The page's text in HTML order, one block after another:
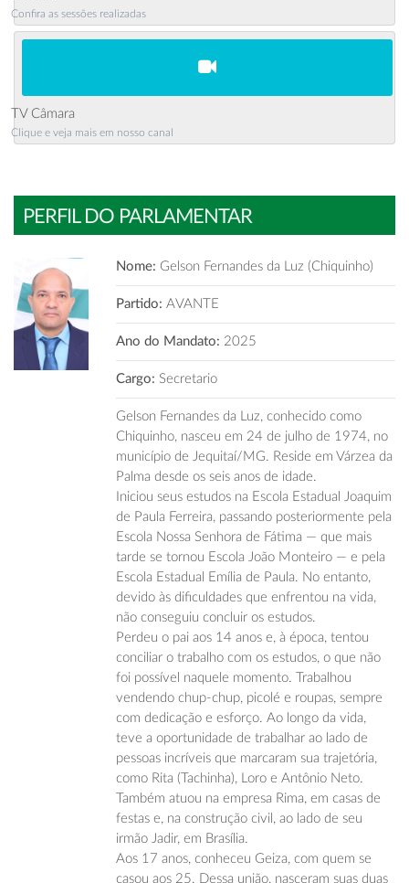
Confira as sessões realizadas
TV Câmara
Clique e veja mais em nosso canal
PERFIL DO PARLAMENTAR
Nome: Gelson Fernandes da Luz (Chiquinho)
Partido: AVANTE
Ano do Mandato: 2025
Cargo: Secretario
Gelson Fernandes da Luz, conhecido como
Chiquinho, nasceu em 24 de julho de 1974, no
município de Jequitaí/MG. Reside em Várzea da
Palma desde os seis anos de idade.
Iniciou seus estudos na Escola Estadual Joaquim
de Paula Ferreira, passando posteriormente pela
Escola Nossa Senhora de Fátima — que mais
tarde se tornou Escola João Monteiro — e pela
Escola Estadual Emília de Paula. No entanto,
devido às dificuldades que enfrentou na vida,
não conseguiu concluir os estudos.
Perdeu o pai aos 14 anos e, à época, tentou
conciliar o trabalho com os estudos, o que não
foi possível naquele momento. Trabalhou
vendendo chup-chup, picolé e roupas, sempre
com dedicação e esforço. Ao longo da vida,
teve a oportunidade de trabalhar ao lado de
pessoas incríveis que marcaram sua trajetória,
como Rita (Tachinha), Loro e Antônio Neto.
Também atuou na empresa Rima, em casas de
festas e, na construção civil, ao lado de seu
irmão Jadir, em Brasília.
Aos 17 anos, conheceu Geiza, com quem se
casou aos 25. Dessa união, nasceram suas duas